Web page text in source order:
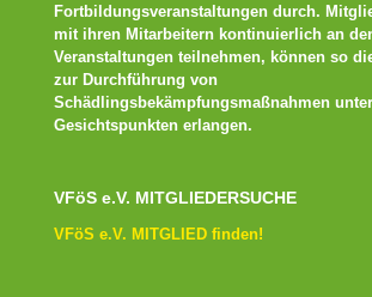
Fortbildungsveranstaltungen durch.
mit ihren Mitarbeitern kontinuierlich an
Veranstaltungen teilnehmen, können so
zur Durchführung von
Schädlingsbekämpfungsmaßnahmen
Gesichtspunkten erlangen.
VFöS e.V. MITGLIEDERSUCHE
VFöS e.V. MITGLIED finden!